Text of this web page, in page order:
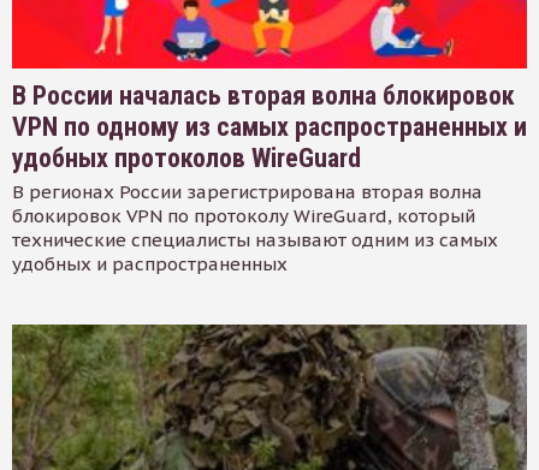
В России началась вторая волна блокировок
VPN по одному из самых распространенных и
удобных протоколов WireGuard
В регионах России зарегистрирована вторая волна
блокировок VPN по протоколу WireGuard, который
технические специалисты называют одним из самых
удобных и распространенных